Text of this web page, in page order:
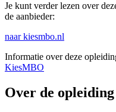
Je kunt verder lezen over
de aanbieder:
naar kiesmbo.nl
Informatie over deze
KiesMBO
Over de opleiding